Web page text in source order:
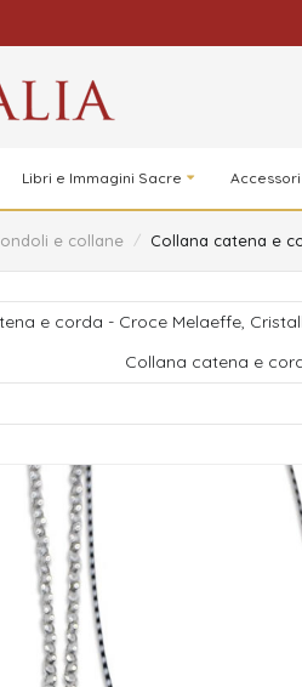
Libri e Immagini Sacre
e collane / Collana catena e
e corda - Croce Melaeffe,
Collana catena e